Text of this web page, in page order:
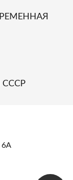
СССР
6А